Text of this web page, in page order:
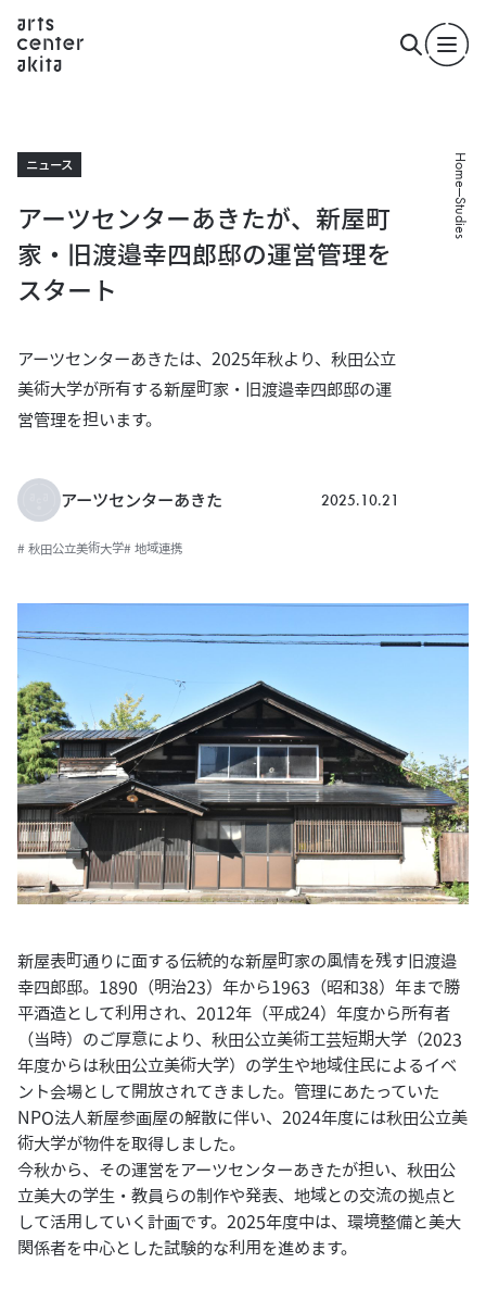
Home
Studies
ニュース
アーツセンターあきたが、新屋町
家・旧渡邉幸四郎邸の運営管理を
スタート
アーツセンターあきたは、2025年秋より、秋田公立
美術大学が所有する新屋町家・旧渡邉幸四郎邸の運
営管理を担います。
アーツセンターあきた 2025.10.21
# 秋田公立美術大学# 地域連携
新屋表町通りに面する伝統的な新屋町家の風情を残す旧渡邉
幸四郎邸。1890（明治23）年から1963（昭和38）年まで勝
平酒造として利用され、2012年（平成24）年度から所有者
（当時）のご厚意により、秋田公立美術工芸短期大学（2023
年度からは秋田公立美術大学）の学生や地域住民によるイベ
ント会場として開放されてきました。管理にあたっていた
NPO法人新屋参画屋の解散に伴い、2024年度には秋田公立美
術大学が物件を取得しました。
今秋から、その運営をアーツセンターあきたが担い、秋田公
立美大の学生・教員らの制作や発表、地域との交流の拠点と
して活用していく計画です。2025年度中は、環境整備と美大
関係者を中心とした試験的な利用を進めます。